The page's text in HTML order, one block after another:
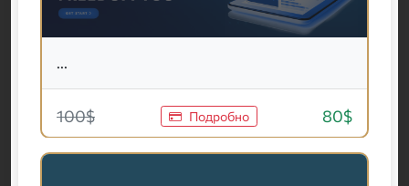
...
100$ Подробно 80$